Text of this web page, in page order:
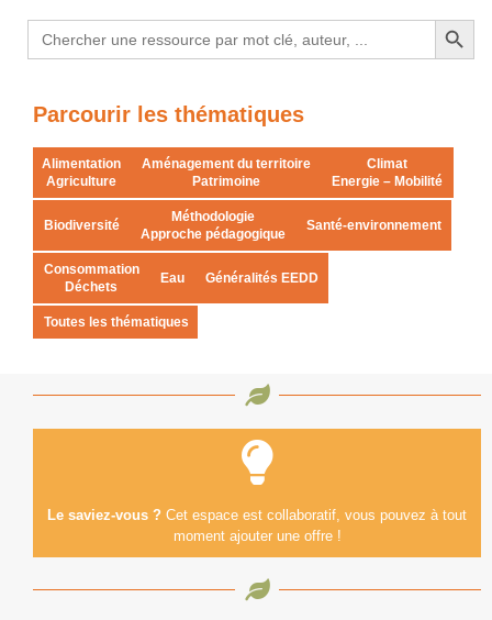
Search
for:
Search Button
Parcourir les thématiques
Alimentation
Agriculture
Aménagement du territoire
Patrimoine
Climat
Energie – Mobilité
Biodiversité
Méthodologie
Approche pédagogique
Santé-environnement
Consommation
Déchets
Eau Généralités EEDD
Toutes les thématiques
Le saviez-vous ? Cet espace est collaboratif, vous pouvez à tout
moment ajouter une offre !